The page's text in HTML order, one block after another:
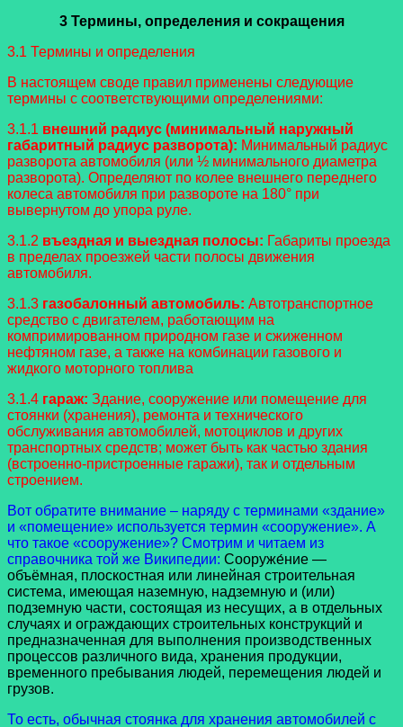
3 Термины, определения и сокращения
3.1 Термины и определения
В настоящем своде правил применены следующие
термины с соответствующими определениями:
3.1.1 внешний радиус (минимальный наружный
габаритный радиус разворота): Минимальный радиус
разворота автомобиля (или ½ минимального диаметра
разворота). Определяют по колее внешнего переднего
колеса автомобиля при развороте на 180° при
вывернутом до упора руле.
3.1.2 въездная и выездная полосы: Габариты проезда
в пределах проезжей части полосы движения
автомобиля.
3.1.3 газобалонный автомобиль: Автотранспортное
средство с двигателем, работающим на
компримированном природном газе и сжиженном
нефтяном газе, а также на комбинации газового и
жидкого моторного топлива
3.1.4 гараж: Здание, сооружение или помещение для
стоянки (хранения), ремонта и технического
обслуживания автомобилей, мотоциклов и других
транспортных средств; может быть как частью здания
(встроенно-пристроенные гаражи), так и отдельным
строением.
Вот обратите внимание – наряду с терминами «здание»
и «помещение» используется термин «сооружение». А
что такое «сооружение»? Смотрим и читаем из
справочника той же Википедии: Сооруже́ние —
объёмная, плоскостная или линейная строительная
система, имеющая наземную, надземную и (или)
подземную части, состоящая из несущих, а в отдельных
случаях и ограждающих строительных конструкций и
предназначенная для выполнения производственных
процессов различного вида, хранения продукции,
временного пребывания людей, перемещения людей и
грузов.
То есть, обычная стоянка для хранения автомобилей с